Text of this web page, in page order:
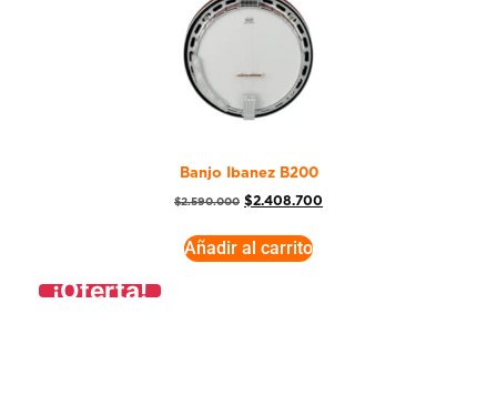
Banjo Ibanez B200
$2.590.000 $2.408.700
Añadir al carrito
¡Oferta!